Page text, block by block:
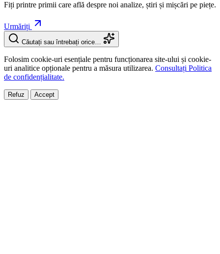
Fiți printre primii care află despre noi analize, știri și mișcări pe piețe.
Urmăriți
Căutați sau întrebați orice…
Folosim cookie-uri esențiale pentru funcționarea site-ului și cookie-
uri analitice opționale pentru a măsura utilizarea. Consultați Politica
de confidențialitate.
Refuz Accept